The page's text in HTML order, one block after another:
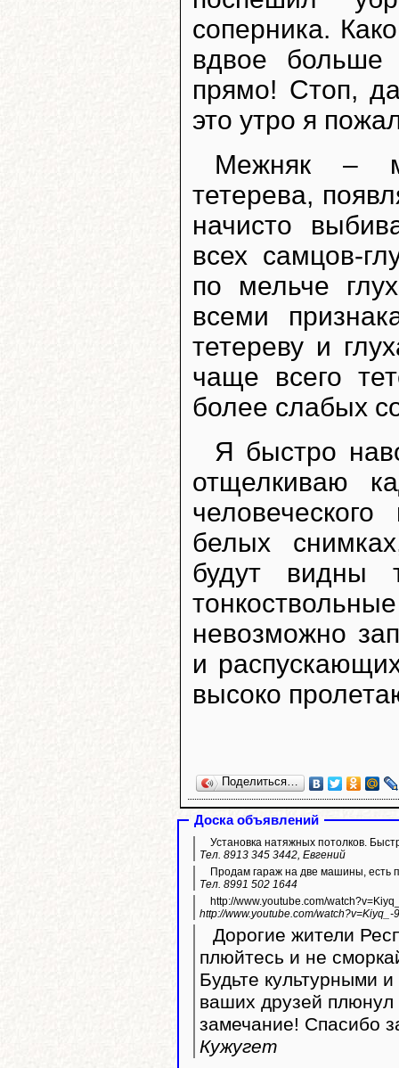
соперника.
вдвое больше
прямо! Стоп,
это утро я
Межняк –
тетерева,
начисто
всех самцов-
по мельче
всеми
тетереву и
чаще всего
более слабых
Я быстро
отщелкиваю
белых
будут видны
невозможно
и
высоко
Поделиться…
Доска объявлений
Установка натяжных потолков.
Тел. 8913 345 3442, Евгений
Продам гараж на две машины, есть
Тел. 8991 502 1644
http://www.youtube.com/
http://www.youtube.com/watch?v=Kiyq_-
Дорогие жители
плюйтесь и не
Будьте культурными
ваших друзей
замечание! Спасибо
Кужугет